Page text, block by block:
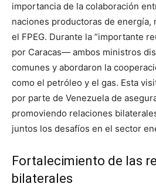
importancia de la colaboración
naciones productoras de energía,
el FPEG. Durante la “importante
por Caracas— ambos ministros
comunes y abordaron la
como el petróleo y el gas. Esta
por parte de Venezuela de
promoviendo relaciones
juntos los desafíos en el sector
Fortalecimiento de las
bilaterales